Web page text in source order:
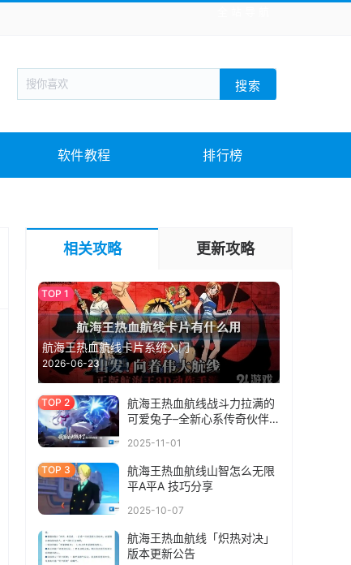
新闻阅读 旅游出行 生活实用
战棋游戏 枪战射击 模拟经营
教育教学 游戏娱乐 系统软件 素材下载
搜索
软件教程 排行榜
相关攻略 更新攻略
航海王热血航线卡片系统入门
2026-06-23
航海王热血航线战斗力拉满的
可爱兔子–全新心系传奇伙伴
2025-11-01
航海王热血航线山智怎么无限
平A平A 技巧分享
2025-10-07
航海王热血航线「炽热对决」
版本更新公告